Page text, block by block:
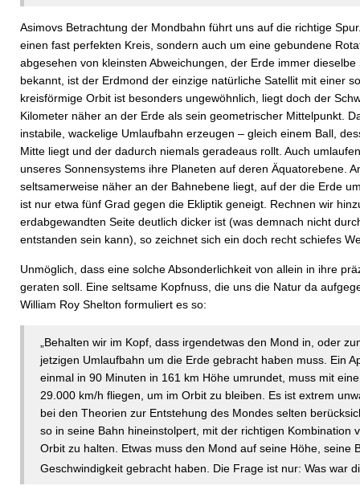
Asimovs Betrachtung der Mondbahn führt uns auf die richtige
einen fast perfekten Kreis, sondern auch um eine gebundene
abgesehen von kleinsten Abweichungen, der Erde immer
bekannt, ist der Erdmond der einzige natürliche Satellit mit einer
kreisförmige Orbit ist besonders ungewöhnlich, liegt doch der
Kilometer näher an der Erde als sein geometrischer Mittelpunkt.
instabile, wackelige Umlaufbahn erzeugen – gleich einem Ball,
Mitte liegt und der dadurch niemals geradeaus rollt. Auch
unseres Sonnensystems ihre Planeten auf deren Äquatorebene.
seltsamerweise näher an der Bahnebene liegt, auf der die Erde
ist nur etwa fünf Grad gegen die Ekliptik geneigt. Rechnen wir
erdabgewandten Seite deutlich dicker ist (was demnach nicht
entstanden sein kann), so zeichnet sich ein doch recht schiefes
Unmöglich, dass eine solche Absonderlichkeit von allein in ihre
geraten soll. Eine seltsame Kopfnuss, die uns die Natur da
William Roy Shelton formuliert es so:
„Behalten wir im Kopf, dass irgendetwas den Mond in, oder
jetzigen Umlaufbahn um die Erde gebracht haben muss. Ein
einmal in 90 Minuten in 161 km Höhe umrundet, muss mit
29.000 km/h fliegen, um im Orbit zu bleiben. Es ist extrem
bei den Theorien zur Entstehung des Mondes selten
so in seine Bahn hineinstolpert, mit der richtigen Kombination
Orbit zu halten. Etwas muss den Mond auf seine Höhe, seine
Geschwindigkeit gebracht haben. Die Frage ist nur: Was war